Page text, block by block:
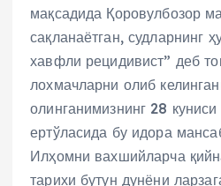
мақсадида Қоровулбозор
сақланаётган, судларнинг
хавфли рецидивист” деб
лохмачларни олиб
олинганимизнинг 28
ертўласида бу идора
Илҳомни вахшийларча
тарихи бутун дунёни